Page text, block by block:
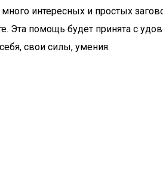
интересных и простых
Эта помощь будет принята с
свои силы, умения.